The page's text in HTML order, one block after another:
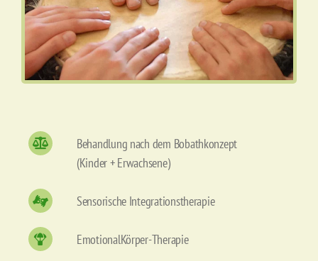
Behandlung nach dem Bobathkonzept
(Kinder + Erwachsene)
Sensorische Integrationstherapie
EmotionalKörper-Therapie